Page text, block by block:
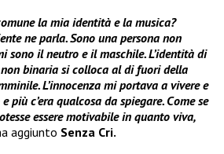
la mia identità e la musica?
ne parla. Sono una persona non
sono il neutro e il maschile. L’identità di
binaria si colloca al di fuori della
L’innocenza mi portava a vivere e
più c’era qualcosa da spiegare. Come se
essere motivabile in quanto viva,
aggiunto Senza Cri.